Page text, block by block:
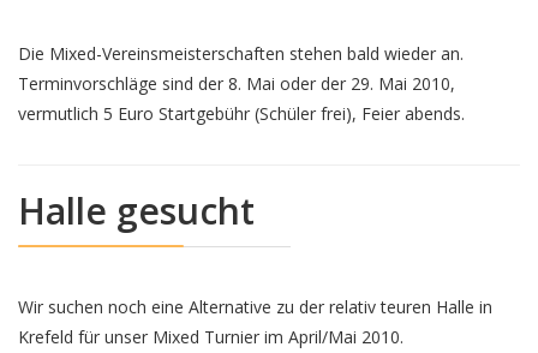
Die Mixed-Vereinsmeisterschaften stehen bald wieder an.
Terminvorschläge sind der 8. Mai oder der 29. Mai 2010,
vermutlich 5 Euro Startgebühr (Schüler frei), Feier abends.
Halle gesucht
Wir suchen noch eine Alternative zu der relativ teuren Halle in
Krefeld für unser Mixed Turnier im April/Mai 2010.